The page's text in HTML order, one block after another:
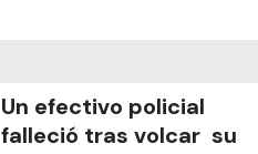
Un efectivo policial
falleció tras volcar su